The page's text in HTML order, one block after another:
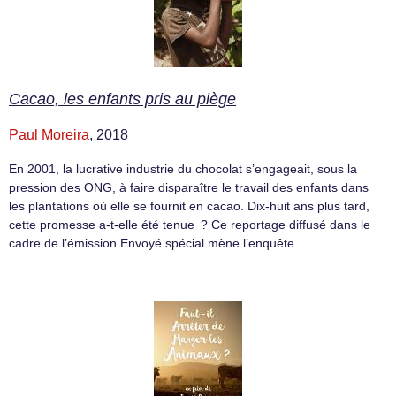
Cacao, les enfants pris au piège
Paul Moreira, 2018
En 2001, la lucrative industrie du chocolat s’engageait, sous la
pression des ONG, à faire disparaître le travail des enfants dans
les plantations où elle se fournit en cacao. Dix-huit ans plus tard,
cette promesse a-t-elle été tenue ? Ce reportage diffusé dans le
cadre de l’émission Envoyé spécial mène l’enquête.